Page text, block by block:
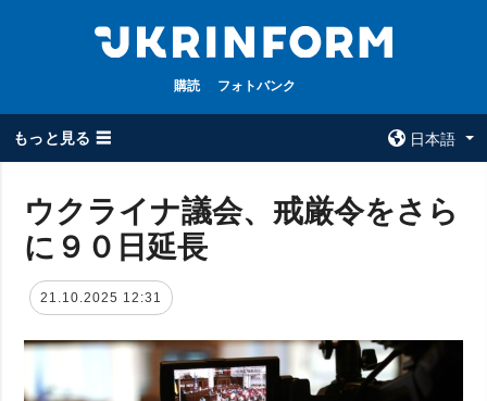
購読 フォトバンク
もっと見る ☰
日本語
全てのトピック
被占領地
政治
コンタクト
ウクライナ議会、戒厳令をさら
に９０日延長
21.10.2025 12:31